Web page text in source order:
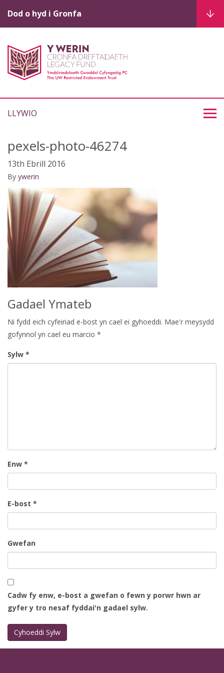
Dod o hyd i Gronfa
LLYWIO
pexels-photo-46274
13th Ebrill 2016
By ywerin
Gadael Ymateb
Ni fydd eich cyfeiriad e-bost yn cael ei gyhoeddi. Mae'r meysydd
gofynnol yn cael eu marcio *
Sylw *
Enw *
E-bost *
Gwefan
Cadw fy enw, e-bost a gwefan o fewn y porwr hwn ar
gyfer y tro nesaf fyddai'n gadael sylw.